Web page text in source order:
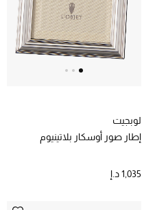
لوبجيت
إطار صور أوسكار بلاتينيوم
1,035 د.إ